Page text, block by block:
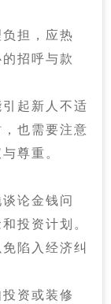
担，应热
招呼与款
起新人不适
也需要注意
尊重。
论金钱问
投资计划。
陷入经济纠
资或装修